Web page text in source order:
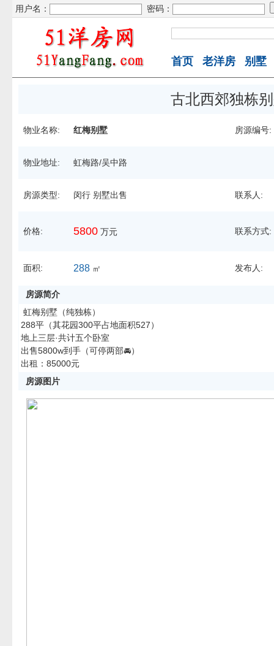
用户名： 密码：
首页 老洋房 别墅
古北西郊独栋
物业名称: 红梅别墅 房源编号:
物业地址: 虹梅路/吴中路
房源类型: 闵行 别墅出售 联系人:
价格: 5800 万元 联系方式:
面积: 288 ㎡ 发布人:
房源简介
虹梅别墅（纯独栋）
288平（其花园300平占地面积527）
地上三层·共计五个卧室
出售5800w到手（可停两部🚘）
出租：85000元
房源图片